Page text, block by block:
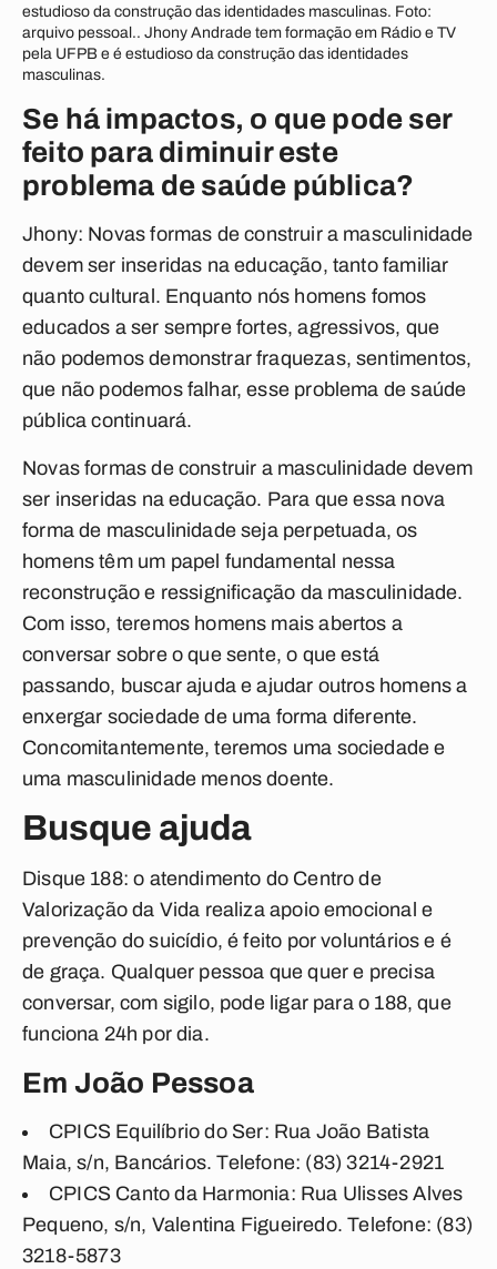
estudioso da construção das identidades masculinas. Foto:
arquivo pessoal.. Jhony Andrade tem formação em Rádio e TV
pela UFPB e é estudioso da construção das identidades
masculinas.
Se há impactos, o que pode ser
feito para diminuir este
problema de saúde pública?
Jhony: Novas formas de construir a masculinidade
devem ser inseridas na educação, tanto familiar
quanto cultural. Enquanto nós homens fomos
educados a ser sempre fortes, agressivos, que
não podemos demonstrar fraquezas, sentimentos,
que não podemos falhar, esse problema de saúde
pública continuará.
Novas formas de construir a masculinidade devem
ser inseridas na educação. Para que essa nova
forma de masculinidade seja perpetuada, os
homens têm um papel fundamental nessa
reconstrução e ressignificação da masculinidade.
Com isso, teremos homens mais abertos a
conversar sobre o que sente, o que está
passando, buscar ajuda e ajudar outros homens a
enxergar sociedade de uma forma diferente.
Concomitantemente, teremos uma sociedade e
uma masculinidade menos doente.
Busque ajuda
Disque 188: o atendimento do Centro de
Valorização da Vida realiza apoio emocional e
prevenção do suicídio, é feito por voluntários e é
de graça. Qualquer pessoa que quer e precisa
conversar, com sigilo, pode ligar para o 188, que
funciona 24h por dia.
Em João Pessoa
CPICS Equilíbrio do Ser: Rua João Batista
Maia, s/n, Bancários. Telefone: (83) 3214-2921
CPICS Canto da Harmonia: Rua Ulisses Alves
Pequeno, s/n, Valentina Figueiredo. Telefone: (83)
3218-5873